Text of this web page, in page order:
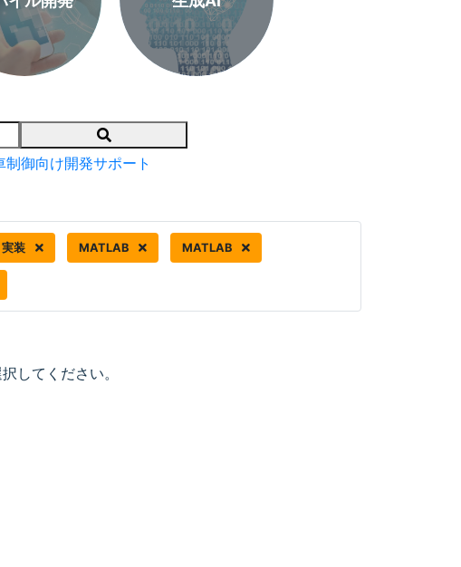
Search
制御向け開発サポート
実装 MATLAB MATLAB
してください。